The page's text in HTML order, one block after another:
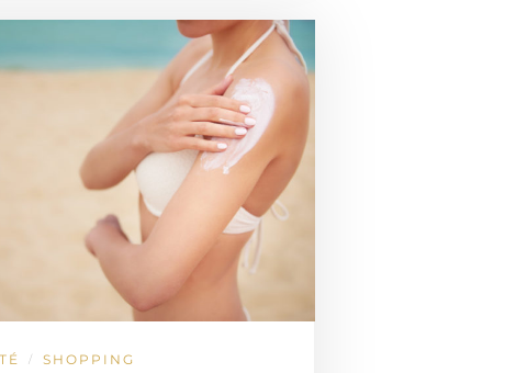
/ SHOPPING